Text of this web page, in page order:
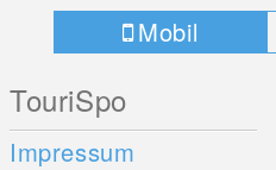
Mobil
TouriSpo
Impressum